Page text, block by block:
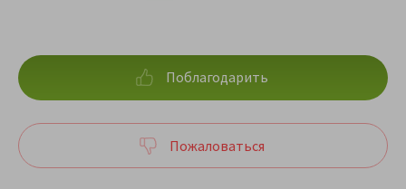
Поблагодарить
Пожаловаться